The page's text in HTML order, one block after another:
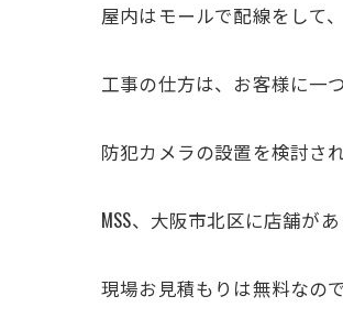
屋内はモールで配線をして
工事の仕方は、お客様に一
防犯カメラの設置を検討さ
MSS、大阪市北区に店舗が
現場お見積もりは無料なの